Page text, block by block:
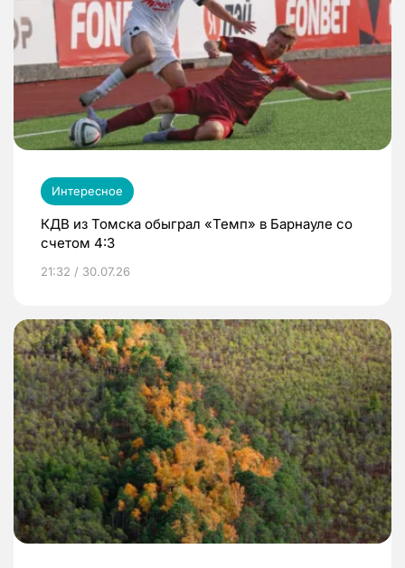
Интересное
КДВ из Томска обыграл «Темп» в Барнауле со
счетом 4:3
21:32 / 30.07.26